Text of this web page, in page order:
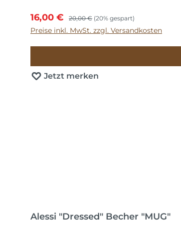
Verkaufspreis:
16,00 € Regulärer Preis:
20,00 € (20% gespart)
Preise inkl. MwSt. zzgl. Versandkosten
Jetzt merken
Alessi "Dressed" Becher "MUG"